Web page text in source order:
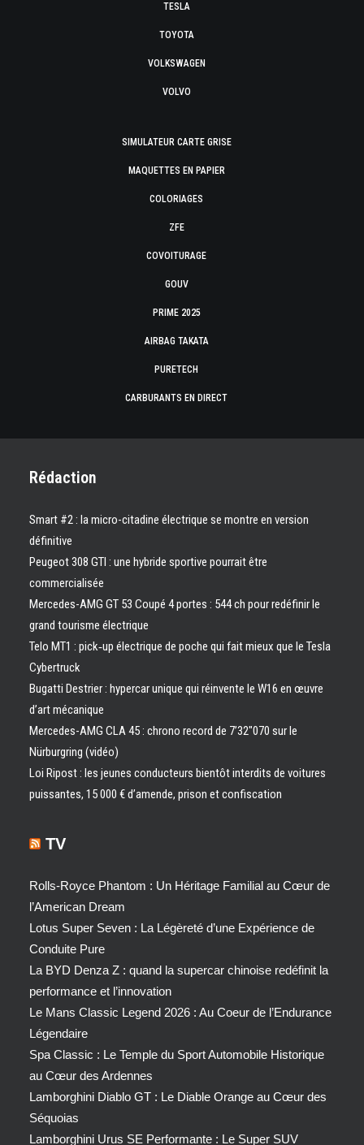
TESLA
TOYOTA
VOLKSWAGEN
VOLVO
SIMULATEUR CARTE GRISE
MAQUETTES EN PAPIER
COLORIAGES
ZFE
COVOITURAGE
GOUV
PRIME 2025
AIRBAG TAKATA
PURETECH
CARBURANTS EN DIRECT
Rédaction
Smart #2 : la micro-citadine électrique se montre en version
définitive
Peugeot 308 GTI : une hybride sportive pourrait être
commercialisée
Mercedes-AMG GT 53 Coupé 4 portes : 544 ch pour redéfinir le
grand tourisme électrique
Telo MT1 : pick‑up électrique de poche qui fait mieux que le Tesla
Cybertruck
Bugatti Destrier : hypercar unique qui réinvente le W16 en œuvre
d’art mécanique
Mercedes-AMG CLA 45 : chrono record de 7’32″070 sur le
Nürburgring (vidéo)
Loi Ripost : les jeunes conducteurs bientôt interdits de voitures
puissantes, 15 000 € d’amende, prison et confiscation
TV
Rolls-Royce Phantom : Un Héritage Familial au Cœur de
l’American Dream
Lotus Super Seven : La Légèreté d’une Expérience de
Conduite Pure
La BYD Denza Z : quand la supercar chinoise redéfinit la
performance et l’innovation
Le Mans Classic Legend 2026 : Au Coeur de l’Endurance
Légendaire
Spa Classic : Le Temple du Sport Automobile Historique
au Cœur des Ardennes
Lamborghini Diablo GT : Le Diable Orange au Cœur des
Séquoias
Lamborghini Urus SE Performante : Le Super SUV